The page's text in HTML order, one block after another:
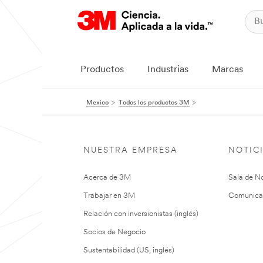
Productos Industrias Marcas
Mexico Todos los productos 3M
NUESTRA EMPRESA
Acerca de 3M
Trabajar en 3M
Relación con inversionistas (inglés)
Socios de Negocio
Sustentabilidad (US, inglés)
Sala de